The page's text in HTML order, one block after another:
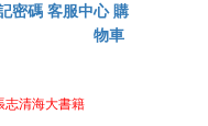
密碼 客服中心 購
物車
志清海大書籍